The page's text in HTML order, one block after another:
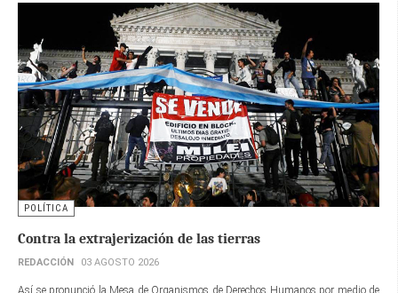
POLÍTICA
Contra la extrajerización de las tierras
REDACCIÓN 03 AGOSTO 2026
Así se pronunció la Mesa de Organismos de Derechos Humanos por medio de